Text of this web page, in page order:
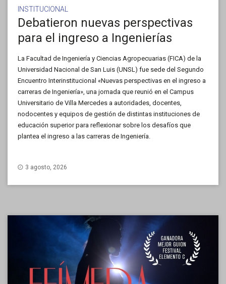
INSTITUCIONAL
Debatieron nuevas perspectivas
para el ingreso a Ingenierías
La Facultad de Ingeniería y Ciencias Agropecuarias (FICA) de la
Universidad Nacional de San Luis (UNSL) fue sede del Segundo
Encuentro Interinstitucional «Nuevas perspectivas en el ingreso a
carreras de Ingeniería», una jornada que reunió en el Campus
Universitario de Villa Mercedes a autoridades, docentes,
nodocentes y equipos de gestión de distintas instituciones de
educación superior para reflexionar sobre los desafíos que
plantea el ingreso a las carreras de Ingeniería.
3 agosto, 2026